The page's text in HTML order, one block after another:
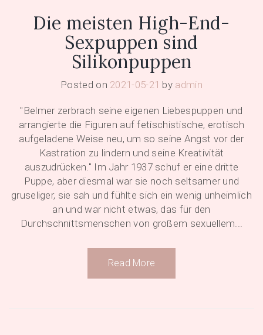
Die meisten High-End-
Sexpuppen sind
Silikonpuppen
Posted on 2021-05-21 by admin
"Belmer zerbrach seine eigenen Liebespuppen und
arrangierte die Figuren auf fetischistische, erotisch
aufgeladene Weise neu, um so seine Angst vor der
Kastration zu lindern und seine Kreativität
auszudrücken." Im Jahr 1937 schuf er eine dritte
Puppe, aber diesmal war sie noch seltsamer und
gruseliger, sie sah und fühlte sich ein wenig unheimlich
an und war nicht etwas, das für den
Durchschnittsmenschen von großem sexuellem...
Read More